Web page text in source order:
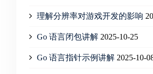
理解分辨率对游戏开发的影响
Go 语言闭包讲解 2025-10-25
Go 语言指针示例讲解 2025-10-